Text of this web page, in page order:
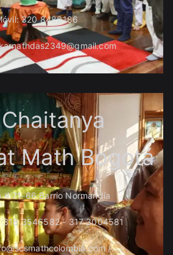
320 8486186
Math Bogotá
# 71-66 Barrio Normandía
318 3546582 - 317 3004581
/